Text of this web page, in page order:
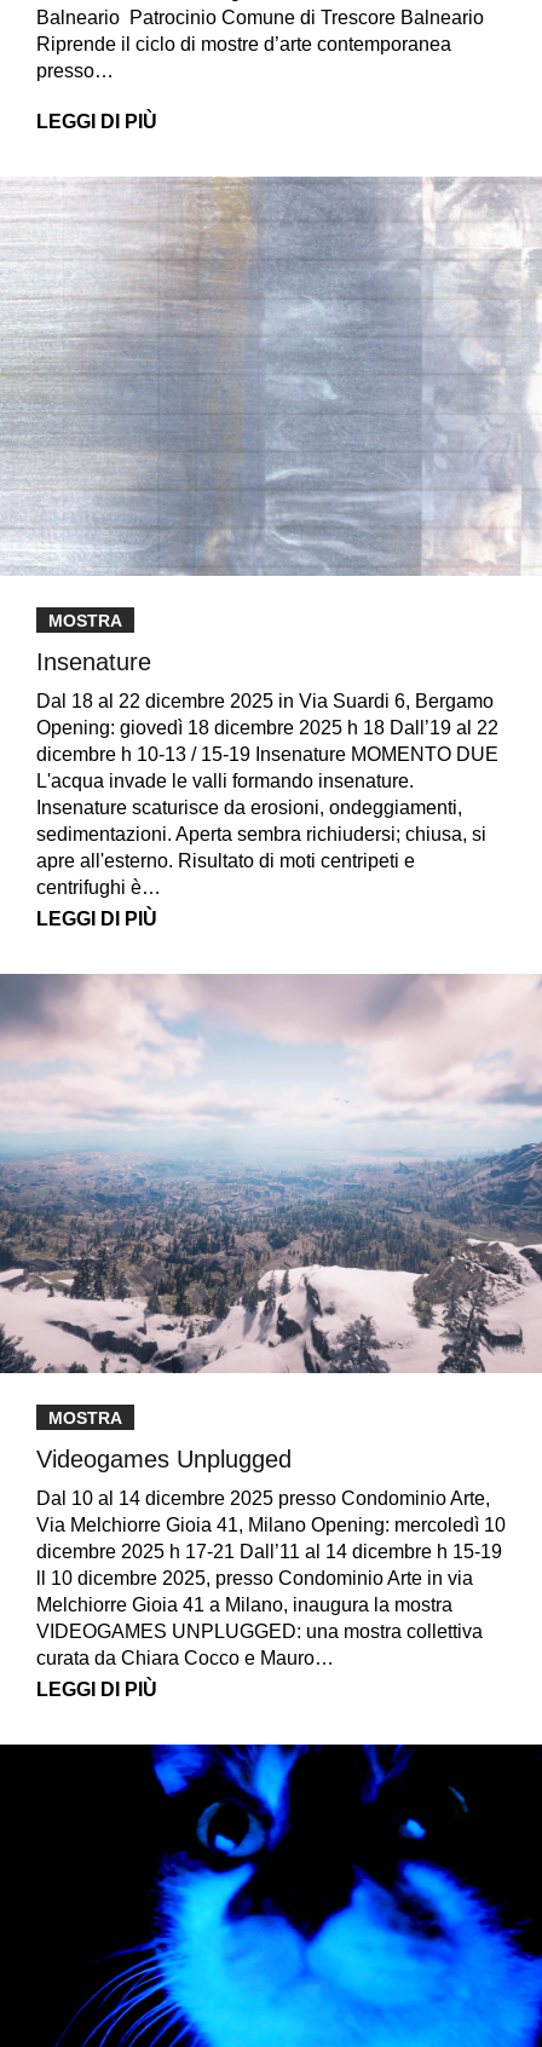
Balneario Patrocinio Comune di Trescore Balneario
Riprende il ciclo di mostre d’arte contemporanea
presso…
LEGGI DI PIÙ
MOSTRA
Insenature
Dal 18 al 22 dicembre 2025 in Via Suardi 6, Bergamo
Opening: giovedì 18 dicembre 2025 h 18 Dall’19 al 22
dicembre h 10-13 / 15-19 Insenature MOMENTO DUE
L'acqua invade le valli formando insenature.
Insenature scaturisce da erosioni, ondeggiamenti,
sedimentazioni. Aperta sembra richiudersi; chiusa, si
apre all'esterno. Risultato di moti centripeti e
centrifughi è…
LEGGI DI PIÙ
MOSTRA
Videogames Unplugged
Dal 10 al 14 dicembre 2025 presso Condominio Arte,
Via Melchiorre Gioia 41, Milano Opening: mercoledì 10
dicembre 2025 h 17-21 Dall’11 al 14 dicembre h 15-19
ll 10 dicembre 2025, presso Condominio Arte in via
Melchiorre Gioia 41 a Milano, inaugura la mostra
VIDEOGAMES UNPLUGGED: una mostra collettiva
curata da Chiara Cocco e Mauro…
LEGGI DI PIÙ